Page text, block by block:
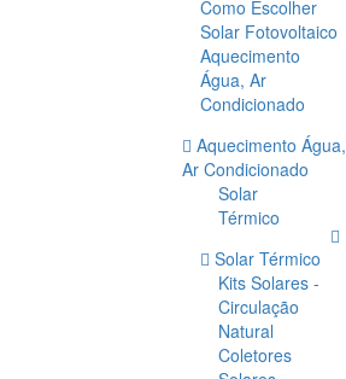
Como Escolher
Solar Fotovoltaico
Aquecimento
Água, Ar
Condicionado
Aquecimento Água,
Ar Condicionado
Solar
Térmico
Solar Térmico
Kits Solares -
Circulação
Natural
Coletores